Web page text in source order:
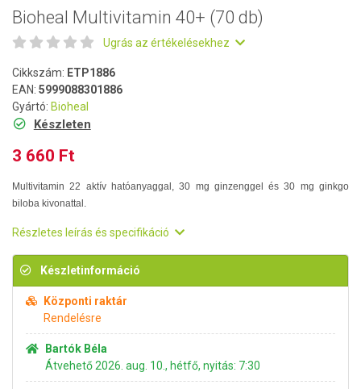
Bioheal Multivitamin 40+ (70 db)
Ugrás az értékelésekhez
Cikkszám: ETP1886
EAN: 5999088301886
Gyártó: Bioheal
Készleten
3 660 Ft
Multivitamin 22 aktív hatóanyaggal, 30 mg ginzenggel és 30 mg ginkgo
biloba kivonattal.
Részletes leírás és specifikáció
Készletinformáció
Központi raktár
Rendelésre
Bartók Béla
Átvehető 2026. aug. 10., hétfő, nyitás: 7:30